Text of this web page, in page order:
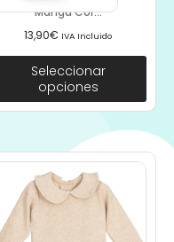
Manga Cor...
13,90€ IVA Incluido
Seleccionar
opciones